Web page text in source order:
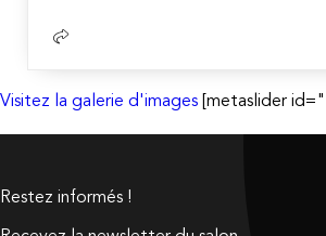
Visitez la galerie d'images [metaslider
Restez informés !